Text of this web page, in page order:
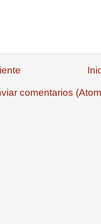
comentarios